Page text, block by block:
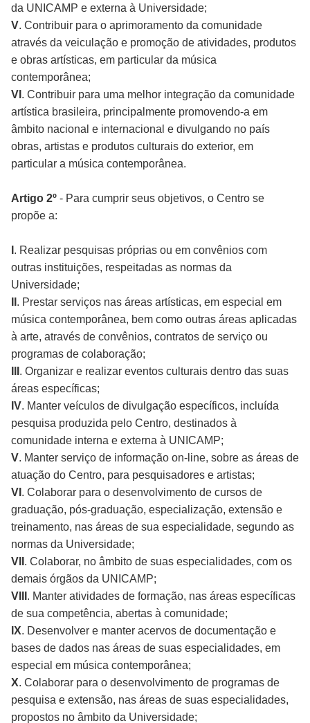
da UNICAMP e externa à Universidade;
V. Contribuir para o aprimoramento da comunidade
através da veiculação e promoção de atividades, produtos
e obras artísticas, em particular da música
contemporânea;
VI . Contribuir para uma melhor integração da comunidade
artística brasileira, principalmente promovendo-a em
âmbito nacional e internacional e divulgando no país
obras, artistas e produtos culturais do exterior, em
particular a música contemporânea.
Artigo 2º - Para cumprir seus objetivos, o Centro se
propõe a:
. Realizar pesquisas próprias ou em convênios com
outras instituições, respeitadas as normas da
Universidade;
. Prestar serviços nas áreas artísticas, em especial em
música contemporânea, bem como outras áreas aplicadas
à arte, através de convênios, contratos de serviço ou
programas de colaboração;
. Organizar e realizar eventos culturais dentro das suas
áreas específicas;
IV. Manter veículos de divulgação específicos, incluída
pesquisa produzida pelo Centro, destinados à
comunidade interna e externa à UNICAMP;
V. Manter serviço de informação on-line, sobre as áreas de
atuação do Centro, para pesquisadores e artistas;
VI . Colaborar para o desenvolvimento de cursos de
graduação, pós-graduação, especialização, extensão e
treinamento, nas áreas de sua especialidade, segundo as
normas da Universidade;
VII . Colaborar, no âmbito de suas especialidades, com os
demais órgãos da UNICAMP;
VIII . Manter atividades de formação, nas áreas específicas
de sua competência, abertas à comunidade;
IX. Desenvolver e manter acervos de documentação e
bases de dados nas áreas de suas especialidades, em
especial em música contemporânea;
X. Colaborar para o desenvolvimento de programas de
pesquisa e extensão, nas áreas de suas especialidades,
propostos no âmbito da Universidade;